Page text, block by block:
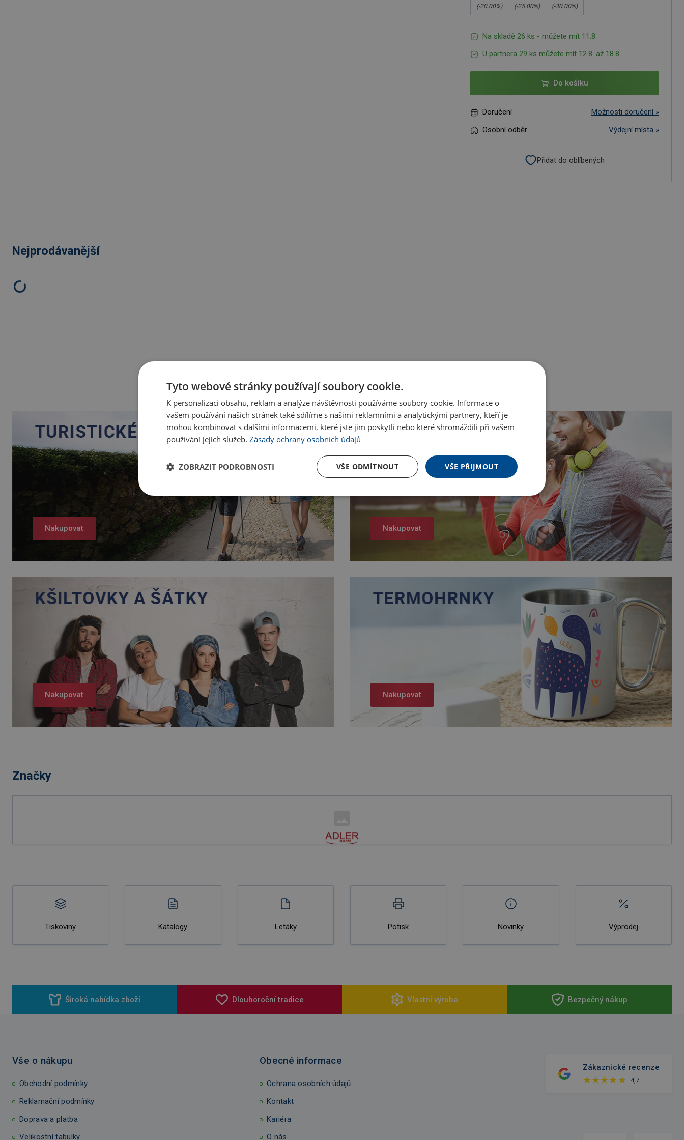
(-20.00%)
(-25.00%)
(-30.00%)
Na skladě 26 ks - můžete mít 11.8.
U partnera 29 ks můžete mít 12.8. až 18.8.
Do košíku
Doručení
Možnosti doručení »
Osobní odběr
Výdejní místa »
Přidat do oblíbených
Nejprodávanější
Nakupovat Nakupovat
Nakupovat Nakupovat
Značky
Tiskoviny Katalogy Letáky Potisk Novinky Výprodej
Široká nabídka zboží Dlouhoroční tradice Vlastní výroba Bezpečný nákup
Vše o nákupu
Obchodní podmínky
Reklamační podmínky
Doprava a platba
Velikostní tabulky
Obecné informace
Ochrana osobních údajů
Kontakt
Kariéra
O nás
Zákaznické recenze
4,7
Tyto webové stránky používají soubory cookie.
K personalizaci obsahu, reklam a analýze návštěvnosti používáme soubory cookie. Informace o
vašem používání našich stránek také sdílíme s našimi reklamními a analytickými partnery, kteří je
mohou kombinovat s dalšími informacemi, které jste jim poskytli nebo které shromáždili při vašem
používání jejich služeb. Zásady ochrany osobních údajů
VŠE PŘIJMOUT
VŠE ODMÍTNOUT
ZOBRAZIT PODROBNOSTI